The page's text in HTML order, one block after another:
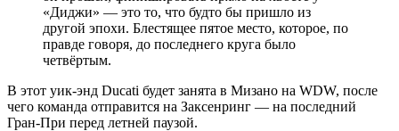
«Диджи» — это то, что будто бы пришло из
другой эпохи. Блестящее пятое место, которое, по
правде говоря, до последнего круга было
четвёртым.
В этот уик-энд Ducati будет занята в Мизано на WDW, после
чего команда отправится на Заксенринг — на последний
Гран-При перед летней паузой.